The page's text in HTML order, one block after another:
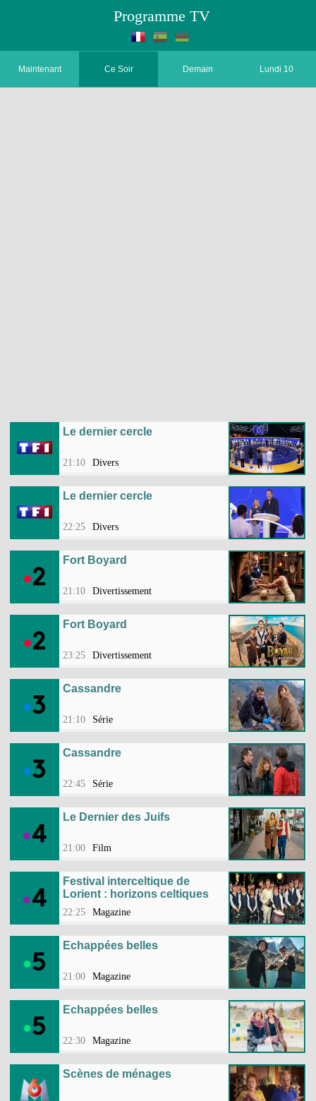
Programme TV
Maintenant Ce Soir Demain Lundi 10
Le dernier cercle
21:10 Divers
Le dernier cercle
22:25 Divers
Fort Boyard
21:10 Divertissement
Fort Boyard
23:25 Divertissement
Cassandre
21:10 Série
Cassandre
22:45 Série
Le Dernier des Juifs
21:00 Film
Festival interceltique de
Lorient : horizons celtiques
22:25 Magazine
Echappées belles
21:00 Magazine
Echappées belles
22:30 Magazine
Scènes de ménages